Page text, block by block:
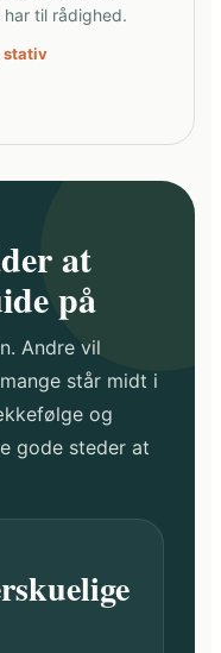
til rådighed.
stativ
at
på
Andre vil
står midt i
og
gode steder at